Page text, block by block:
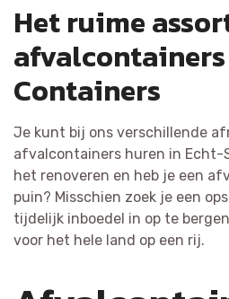
Het ruime
afvalcontainers
Containers
Je kunt bij ons verschillende
afvalcontainers huren in Echt-
het renoveren en heb je een
puin? Misschien zoek je een
tijdelijk inboedel in op te
voor het hele land op een rij.